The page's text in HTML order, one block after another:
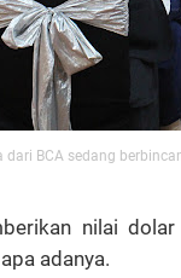
dari BCA sedang
nilai
adanya.